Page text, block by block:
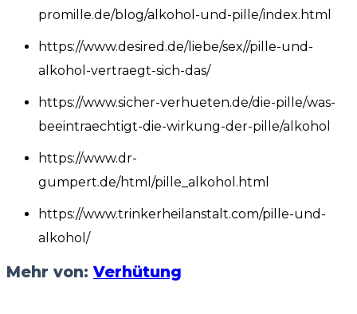
promille.de/blog/alkohol-und-pille/index.html
https://www.desired.de/liebe/sex//pille-und-
alkohol-vertraegt-sich-das/
https://www.sicher-verhueten.de/die-pille/was-
beeintraechtigt-die-wirkung-der-pille/alkohol
https://www.dr-
gumpert.de/html/pille_alkohol.html
https://www.trinkerheilanstalt.com/pille-und-
alkohol/
Mehr von: Verhütung